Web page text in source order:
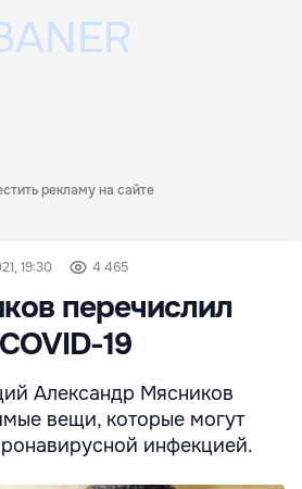
рекламу на сайте
19:30 4 465
перечислил
19
Александр Мясников
вещи, которые могут
инфекцией.